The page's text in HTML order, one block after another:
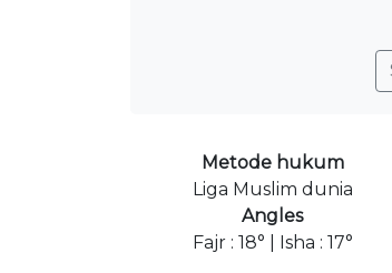
Metode hukum
Liga Muslim dunia
Angles
Fajr : 18° | Isha : 17°